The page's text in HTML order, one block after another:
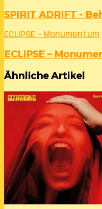
SPIRIT ADRIFT -
ECLIPSE – Monumentum
ECLIPSE –
Ähnliche Artikel